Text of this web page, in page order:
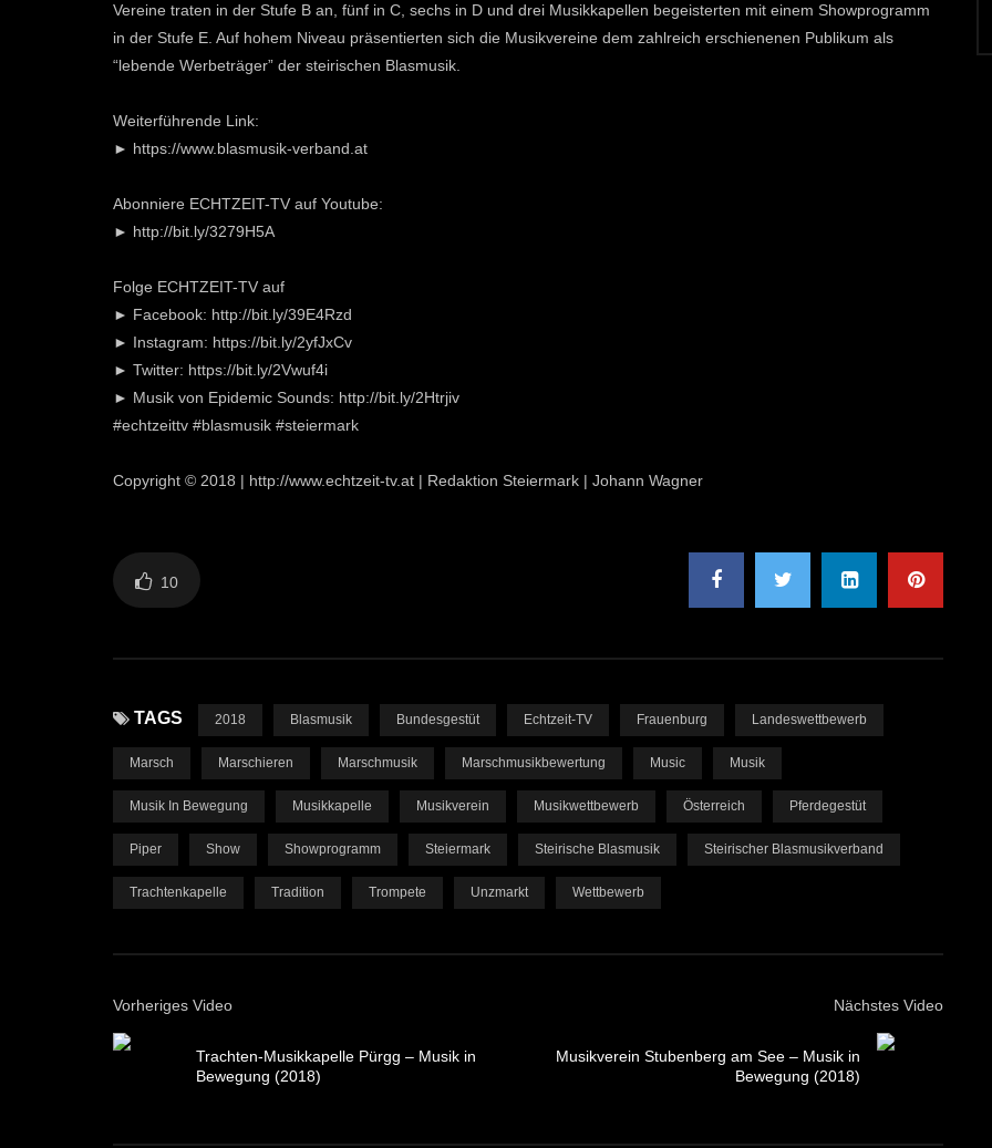
Vereine traten in der Stufe B an, fünf in C, sechs in D und drei Musikkapellen begeisterten mit einem Showprogramm
in der Stufe E. Auf hohem Niveau präsentierten sich die Musikvereine dem zahlreich erschienenen Publikum als
“lebende Werbeträger” der steirischen Blasmusik.
Weiterführende Link:
► https://www.blasmusik-verband.at
Abonniere ECHTZEIT-TV auf Youtube:
► http://bit.ly/3279H5A
Folge ECHTZEIT-TV auf
► Facebook: http://bit.ly/39E4Rzd
► Instagram: https://bit.ly/2yfJxCv
► Twitter: https://bit.ly/2Vwuf4i
► Musik von Epidemic Sounds: http://bit.ly/2Htrjiv
#echtzeittv #blasmusik #steiermark
Copyright © 2018 | http://www.echtzeit-tv.at | Redaktion Steiermark | Johann Wagner
10
TAGS 2018 Blasmusik Bundesgestüt Echtzeit-TV Frauenburg Landeswettbewerb
Marsch Marschieren Marschmusik Marschmusikbewertung Music Musik
Musik In Bewegung Musikkapelle Musikverein Musikwettbewerb Österreich Pferdegestüt
Piper Show Showprogramm Steiermark Steirische Blasmusik Steirischer Blasmusikverband
Trachtenkapelle Tradition Trompete Unzmarkt Wettbewerb
Vorheriges Video
Trachten-Musikkapelle Pürgg – Musik in
Bewegung (2018)
Nächstes Video
Musikverein Stubenberg am See – Musik in
Bewegung (2018)